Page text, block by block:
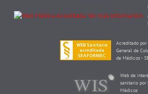
Acreditado por
General de
de Médicos -
Web de
sanitario por
Médicos